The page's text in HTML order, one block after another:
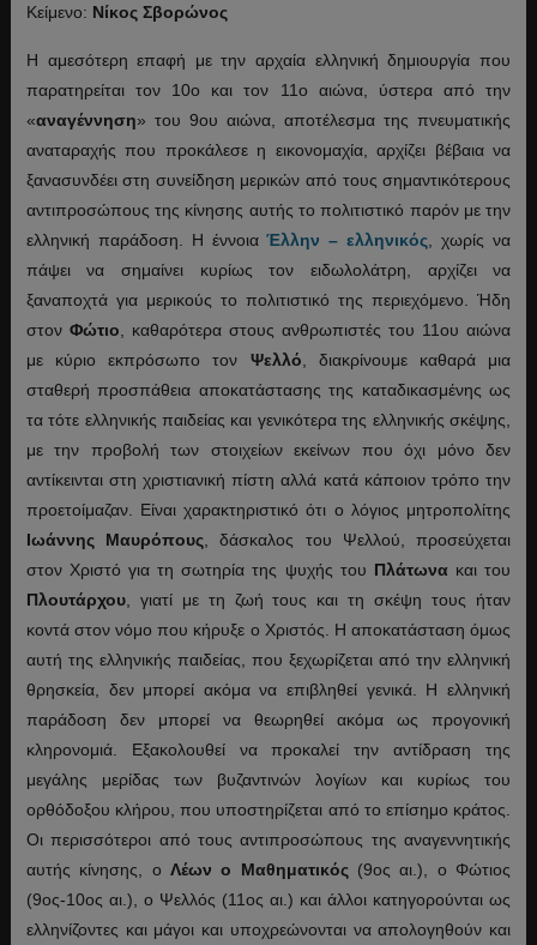
Κείμενο: Νίκος Σβορώνος
Η αμεσότερη επαφή με την αρχαία ελληνική δημιουργία που
παρατηρείται τον 10ο και τον 11ο αιώνα, ύστερα από την
«αναγέννηση» του 9ου αιώνα, αποτέλεσμα της πνευματικής
αναταραχής που προκάλεσε η εικονομαχία, αρχίζει βέβαια να
ξανασυνδέει στη συνείδηση μερικών από τους σημαντικότερους
αντιπροσώπους της κίνησης αυτής το πολιτιστικό παρόν με την
ελληνική παράδοση. Η έννοιαΈλλην – ελληνικός , χωρίς να
πάψει να σημαίνει κυρίως τον ειδωλολάτρη, αρχίζει να
ξαναποχτά για μερικούς το πολιτιστικό της περιεχόμενο. Ήδη
στον Φώτιο , καθαρότερα στους ανθρωπιστές του 11ου αιώνα
με κύριο εκπρόσωπο τον Ψελλό , διακρίνουμε καθαρά μια
σταθερή προσπάθεια αποκατάστασης της καταδικασμένης ως
τα τότε ελληνικής παιδείας και γενικότερα της ελληνικής σκέψης,
με την προβολή των στοιχείων εκείνων που όχι μόνο δεν
αντίκεινται στη χριστιανική πίστη αλλά κατά κάποιον τρόπο την
προετοίμαζαν. Είναι χαρακτηριστικό ότι ο λόγιος μητροπολίτης
Ιωάννης
Μαυρόπους , δάσκαλος του Ψελλού, προσεύχεται
στον Χριστό για τη σωτηρία της ψυχής του Πλάτωνακαι του
Πλουτάρχου, γιατί με τη ζωή τους και τη σκέψη τους ήταν
κοντά στον νόμο που κήρυξε ο Χριστός. Η αποκατάσταση όμως
αυτή της ελληνικής παιδείας, που ξεχωρίζεται από την ελληνική
θρησκεία, δεν μπορεί ακόμα να επιβληθεί γενικά. Η ελληνική
παράδοση δεν μπορεί να θεωρηθεί ακόμα ως προγονική
κληρονομιά. Εξακολουθεί να προκαλεί την αντίδραση της
μεγάλης μερίδας των βυζαντινών λογίων και κυρίως του
ορθόδοξου κλήρου, που υποστηρίζεται από το επίσημο κράτος.
Οι περισσότεροι από τους αντιπροσώπους της αναγεννητικής
αυτής κίνησης, ο Λέων ο Μαθηματικός (9ος αι.), ο Φώτιος
(9ος-10ος αι.), ο Ψελλός (11ος αι.) και άλλοι κατηγορούνται ως
ελληνίζοντες και μάγοι και υποχρεώνονται να απολογηθούν και